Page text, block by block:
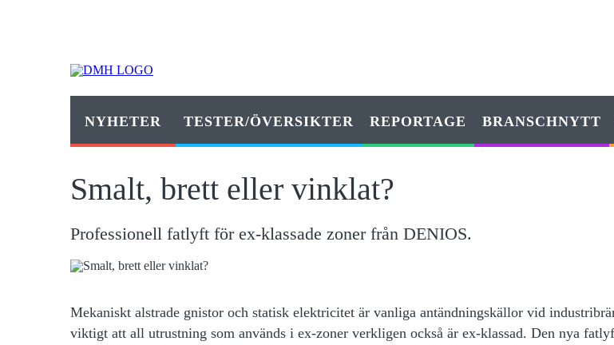
NYHETER TESTER/ÖVERSIKTER REPORTAGE BRANSCHNYTT
Smalt, brett eller vinklat?
Professionell fatlyft för ex-klassade zoner från DENIOS.
Mekaniskt alstrade gnistor och statisk elektricitet är vanliga antändningskällor vid
viktigt att all utrustning som används i ex-zoner verkligen också är ex-klassad. Den nya